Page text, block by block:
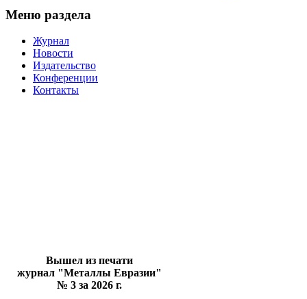
Меню раздела
Журнал
Новости
Издательство
Конференции
Контакты
Вышел из печати
журнал "Металлы Евразии"
№ 3 за 2026 г.